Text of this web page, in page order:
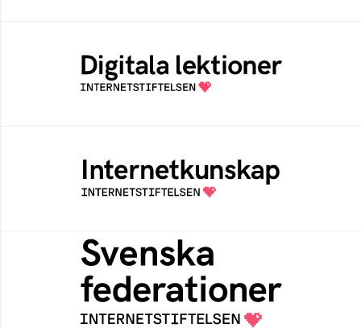
Öppen digital lärresurs med färdiga lektioner
för alla stadier i grundskolan
Samlad kunskap som hjälper dig att bli en
säker och medveten internetanvändare
Svenska federationer
Grunden för medlemskap i en sektors- eller
kontextspecifik federation